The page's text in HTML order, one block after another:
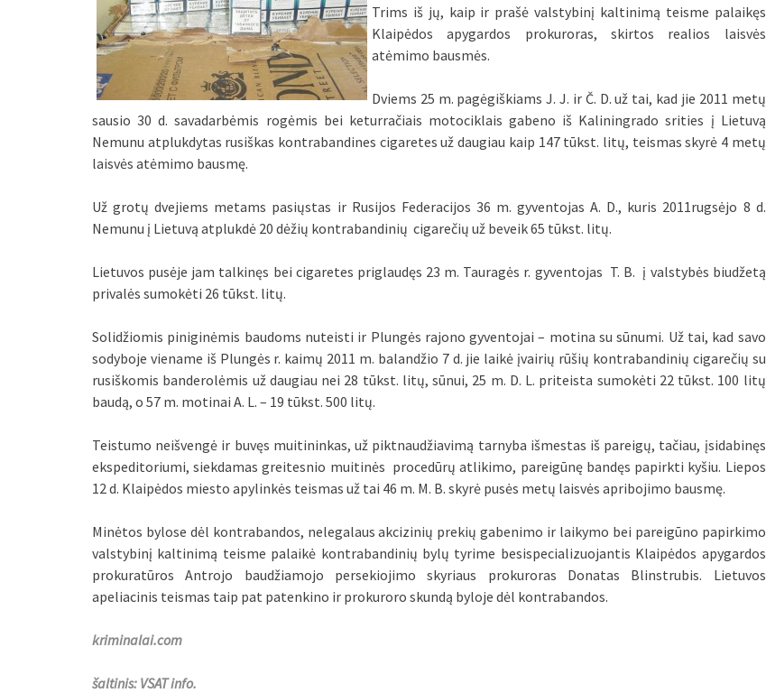
Trims iš jų, kaip ir prašė valstybinį kaltinimą teisme palaikęs
Klaipėdos apygardos prokuroras, skirtos realios laisvės
atėmimo bausmės.
Dviems 25 m. pagėgiškiams J. J. ir Č. D. už tai, kad jie 2011 metų
sausio 30 d. savadarbėmis rogėmis bei keturračiais motociklais gabeno iš Kaliningrado srities į Lietuvą
Nemunu atplukdytas rusiškas kontrabandines cigaretes už daugiau kaip 147 tūkst. litų, teismas skyrė 4 metų
laisvės atėmimo bausmę.
Už grotų dvejiems metams pasiųstas ir Rusijos Federacijos 36 m. gyventojas A. D., kuris 2011rugsėjo 8 d.
Nemunu į Lietuvą atplukdė 20 dėžių kontrabandinių cigarečių už beveik 65 tūkst. litų.
Lietuvos pusėje jam talkinęs bei cigaretes priglaudęs 23 m. Tauragės r. gyventojas T. B. į valstybės biudžetą
privalės sumokėti 26 tūkst. litų.
Solidžiomis piniginėmis baudoms nuteisti ir Plungės rajono gyventojai – motina su sūnumi. Už tai, kad savo
sodyboje viename iš Plungės r. kaimų 2011 m. balandžio 7 d. jie laikė įvairių rūšių kontrabandinių cigarečių su
rusiškomis banderolėmis už daugiau nei 28 tūkst. litų, sūnui, 25 m. D. L. priteista sumokėti 22 tūkst. 100 litų
baudą, o 57 m. motinai A. L. – 19 tūkst. 500 litų.
Teistumo neišvengė ir buvęs muitininkas, už piktnaudžiavimą tarnyba išmestas iš pareigų, tačiau, įsidabinęs
ekspeditoriumi, siekdamas greitesnio muitinės procedūrų atlikimo, pareigūnę bandęs papirkti kyšiu. Liepos
12 d. Klaipėdos miesto apylinkės teismas už tai 46 m. M. B. skyrė pusės metų laisvės apribojimo bausmę.
Minėtos bylose dėl kontrabandos, nelegalaus akcizinių prekių gabenimo ir laikymo bei pareigūno papirkimo
valstybinį kaltinimą teisme palaikė kontrabandinių bylų tyrime besispecializuojantis Klaipėdos apygardos
prokuratūros Antrojo baudžiamojo persekiojimo skyriaus prokuroras Donatas Blinstrubis. Lietuvos
apeliacinis teismas taip pat patenkino ir prokuroro skundą byloje dėl kontrabandos.
kriminalai.com
šaltinis: VSAT info.